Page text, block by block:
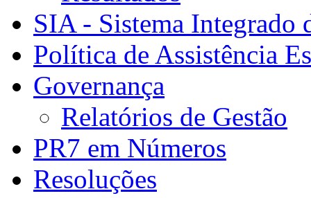
SIA - Sistema Integrado
Política de Assistência
Governança
Relatórios de Gestão
PR7 em Números
Resoluções